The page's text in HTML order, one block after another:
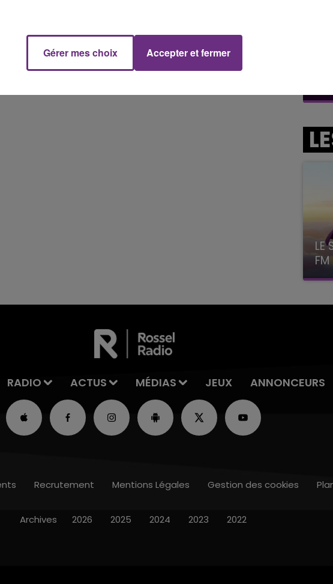
15h00 - 19h00
LE
FM
RADIO ACTUS MÉDIAS JEUX ANNONCEURS
Recrutement Mentions Légales Gestion des cookies
Archives 2026 2025 2024 2023 2022
Gérer mes choix Accepter et fermer